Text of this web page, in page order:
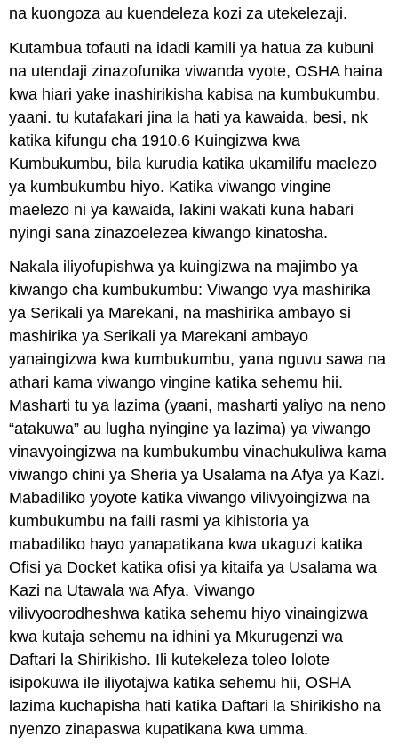
na kuongoza au kuendeleza kozi za utekelezaji.
Kutambua tofauti na idadi kamili ya hatua za kubuni
na utendaji zinazofunika viwanda vyote, OSHA haina
kwa hiari yake inashirikisha kabisa na kumbukumbu,
yaani. tu kutafakari jina la hati ya kawaida, besi, nk
katika kifungu cha 1910.6 Kuingizwa kwa
Kumbukumbu, bila kurudia katika ukamilifu maelezo
ya kumbukumbu hiyo. Katika viwango vingine
maelezo ni ya kawaida, lakini wakati kuna habari
nyingi sana zinazoelezea kiwango kinatosha.
Nakala iliyofupishwa ya kuingizwa na majimbo ya
kiwango cha kumbukumbu: Viwango vya mashirika
ya Serikali ya Marekani, na mashirika ambayo si
mashirika ya Serikali ya Marekani ambayo
yanaingizwa kwa kumbukumbu, yana nguvu sawa na
athari kama viwango vingine katika sehemu hii.
Masharti tu ya lazima (yaani, masharti yaliyo na neno
“atakuwa” au lugha nyingine ya lazima) ya viwango
vinavyoingizwa na kumbukumbu vinachukuliwa kama
viwango chini ya Sheria ya Usalama na Afya ya Kazi.
Mabadiliko yoyote katika viwango vilivyoingizwa na
kumbukumbu na faili rasmi ya kihistoria ya
mabadiliko hayo yanapatikana kwa ukaguzi katika
Ofisi ya Docket katika ofisi ya kitaifa ya Usalama wa
Kazi na Utawala wa Afya. Viwango
vilivyoorodheshwa katika sehemu hiyo vinaingizwa
kwa kutaja sehemu na idhini ya Mkurugenzi wa
Daftari la Shirikisho. Ili kutekeleza toleo lolote
isipokuwa ile iliyotajwa katika sehemu hii, OSHA
lazima kuchapisha hati katika Daftari la Shirikisho na
nyenzo zinapaswa kupatikana kwa umma.